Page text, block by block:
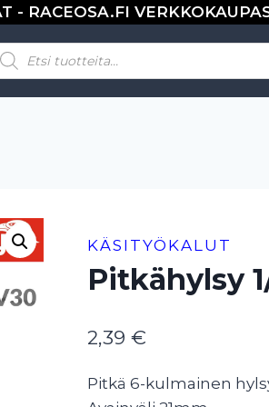
- RACEOSA.FI
KÄSITYÖKALUT
Pitkähylsy
2,39€
Pitkä 6-kulmainen